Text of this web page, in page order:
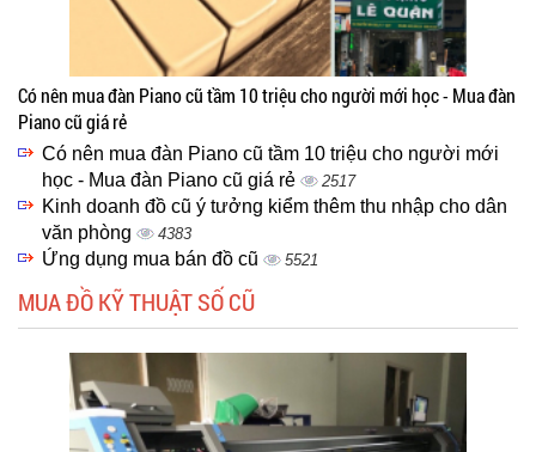
Có nên mua đàn Piano cũ tầm 10 triệu cho người mới học - Mua đàn
Piano cũ giá rẻ
Có nên mua đàn Piano cũ tầm 10 triệu cho người mới
học - Mua đàn Piano cũ giá rẻ
2517
Kinh doanh đồ cũ ý tưởng kiểm thêm thu nhập cho dân
văn phòng
4383
Ứng dụng mua bán đồ cũ 5521
MUA ĐỒ KỸ THUẬT SỐ CŨ